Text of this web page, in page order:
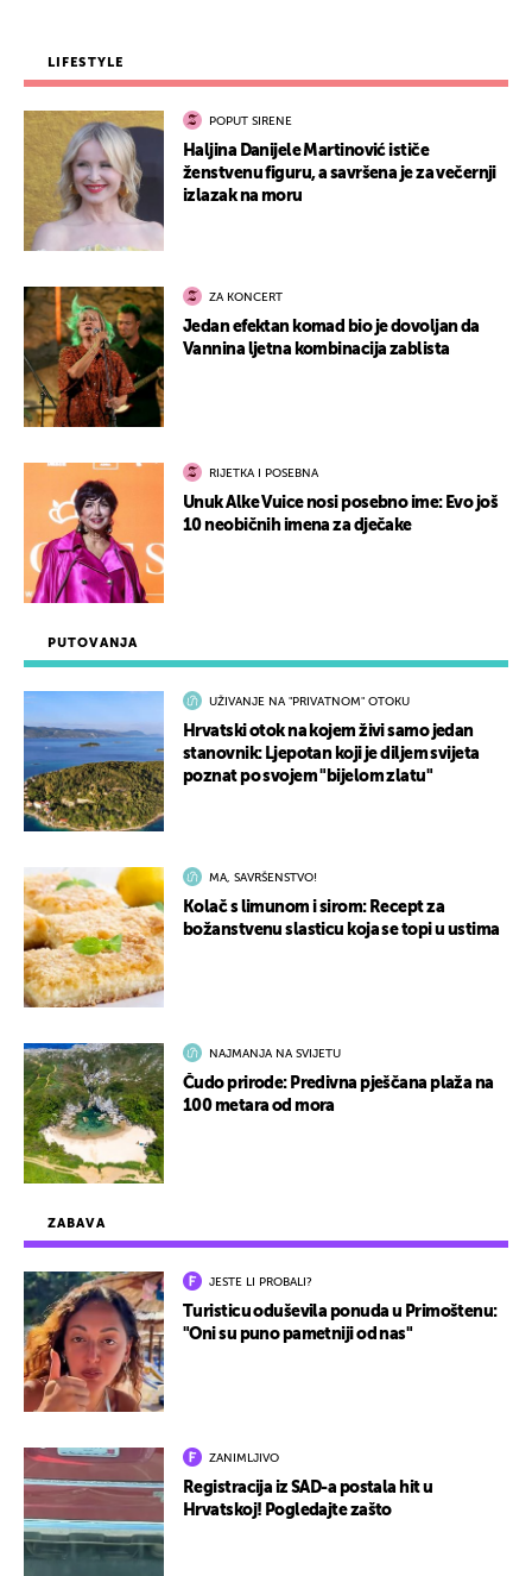
ZABAVA
JESTE LI PROBALI?
Turisticu oduševila ponuda u Primoštenu:
"Oni su puno pametniji od nas"
ZANIMLJIVO
Registracija iz SAD-a postala hit u
Hrvatskoj! Pogledajte zašto
PUTOVANJA
UŽIVANJE NA "PRIVATNOM" OTOKU
Hrvatski otok na kojem živi samo jedan
stanovnik: Ljepotan koji je diljem svijeta
poznat po svojem "bijelom zlatu"
MA, SAVRŠENSTVO!
Kolač s limunom i sirom: Recept za
božanstvenu slasticu koja se topi u ustima
NAJMANJA NA SVIJETU
Čudo prirode: Predivna pješčana plaža na
100 metara od mora
LIFESTYLE
POPUT SIRENE
Haljina Danijele Martinović ističe
ženstvenu figuru, a savršena je za večernji
izlazak na moru
ZA KONCERT
Jedan efektan komad bio je dovoljan da
Vannina ljetna kombinacija zablista
RIJETKA I POSEBNA
Unuk Alke Vuice nosi posebno ime: Evo još
10 neobičnih imena za dječake